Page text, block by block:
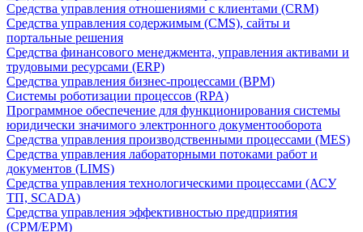
Средства управления отношениями с клиентами (CRM)
Средства управления содержимым (CMS), сайты и
портальные решения
Средства финансового менеджмента, управления активами и
трудовыми ресурсами (ERP)
Средства управления бизнес-процессами (BPM)
Системы роботизации процессов (RPA)
Программное обеспечение для функционирования системы
юридически значимого электронного документооборота
Средства управления производственными процессами (MES)
Средства управления лабораторными потоками работ и
документов (LIMS)
Средства управления технологическими процессами (АСУ
ТП, SCADA)
Средства управления эффективностью предприятия
(CPM/EPM)